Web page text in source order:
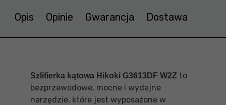
Opis Opinie Gwarancja Dostawa
Szlifierka kątowa Hikoki G3613DF W2Z to
bezprzewodowe, mocne i wydajne
narzędzie, które jest wyposażone w